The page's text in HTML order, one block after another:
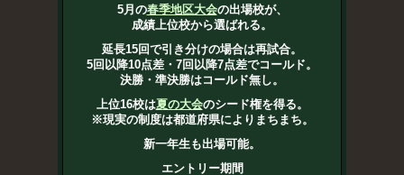
5月の春季地区大会の出場校が、
成績上位校から選ばれる。
延長15回で引き分けの場合は再試合。
5回以降10点差・7回以降7点差でコールド。
決勝・準決勝はコールド無し。
上位16校は夏の大会のシード権を得る。
※現実の制度は都道府県によりまちまち。
新一年生も出場可能。
エントリー期間